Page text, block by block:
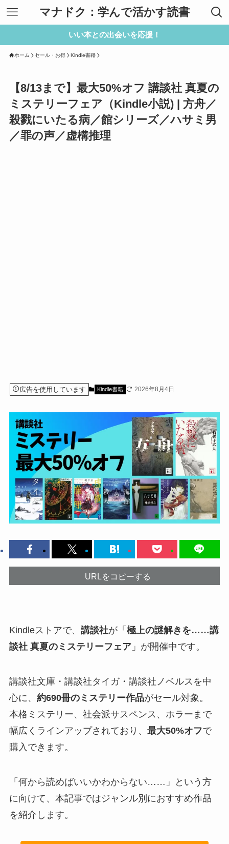
マナドク：学んで活かす読書
いい本との出会いを応援！
ホーム セール・お得 Kindle書籍
【8/13まで】最大50%オフ 講談社 真夏の
ミステリーフェア（Kindle小説) | 方舟／
殺戮にいたる病／館シリーズ／ハサミ男
／罪の声／虚構推理
広告を使用しています Kindle書籍 2026年8月4日
URLをコピーする
Kindleストアで、 講談社が「 極上の謎解きを……講
談社 真夏のミステリーフェア」が開催中です。
講談社文庫・講談社タイガ・講談社ノベルスを中
心に、 約690冊のミステリー作品がセール対象。
本格ミステリー、社会派サスペンス、ホラーまで
幅広くラインアップされており、 最大50%オフで
購入できます。
「何から読めばいいかわからない……」という方
に向けて、本記事ではジャンル別におすすめ作品
を紹介します。